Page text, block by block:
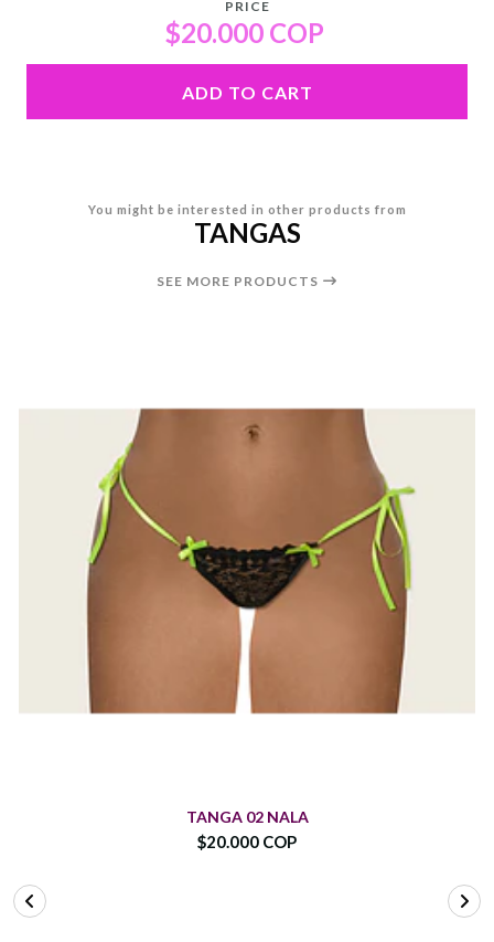
PRICE
$20.000 COP
ADD TO CART
You might be interested in other products from
TANGAS
SEE MORE PRODUCTS
TANGA 02 NALA
$20.000 COP